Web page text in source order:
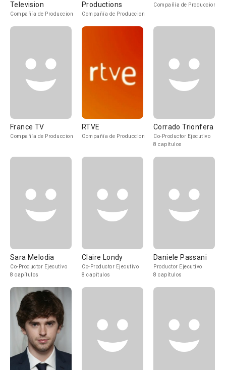
Television
Compañía de Produccion
Productions
Compañía de Produccion
Compañía de Produccion
France TV
Compañía de Produccion
RTVE
Compañía de Produccion
Corrado Trionfera
Co-Productor Ejecutivo
8 capítulos
Sara Melodia
Co-Productor Ejecutivo
8 capítulos
Claire Londy
Co-Productor Ejecutivo
8 capítulos
Daniele Passani
Productor Ejecutivo
8 capítulos